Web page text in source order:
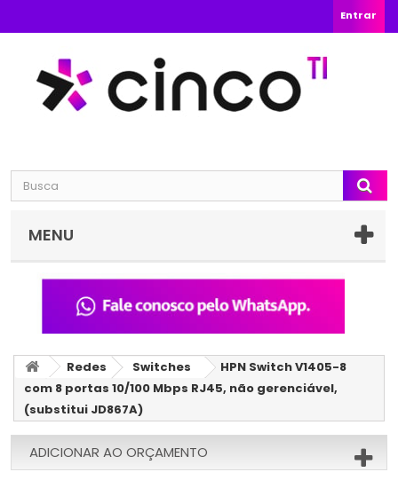
Entrar
MENU
Redes Switches
HPN Switch V1405-8
com 8 portas 10/100 Mbps RJ45, não gerenciável,
(substitui JD867A)
ADICIONAR AO ORÇAMENTO